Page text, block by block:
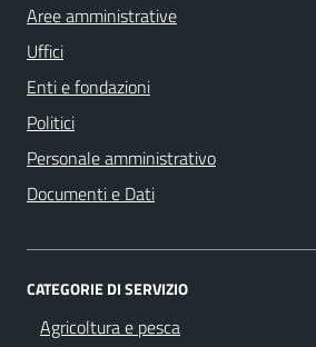
Aree amministrative
Uffici
Enti e fondazioni
Politici
Personale amministrativo
Documenti e Dati
CATEGORIE DI SERVIZIO
Agricoltura e pesca